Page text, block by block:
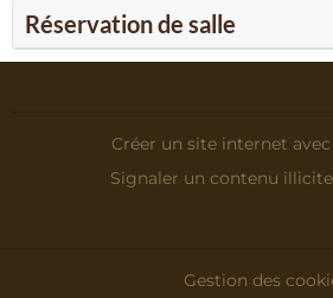
Réservation de salle
Créer un site internet
Signaler un contenu
Gestion des